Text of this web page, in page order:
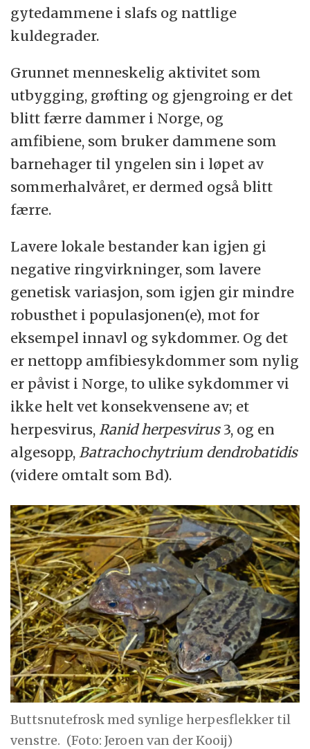
gytedammene i slafs og nattlige
kuldegrader.
Grunnet menneskelig aktivitet som
utbygging, grøfting og gjengroing er det
blitt færre dammer i Norge, og
amfibiene, som bruker dammene som
barnehager til yngelen sin i løpet av
sommerhalvåret, er dermed også blitt
færre.
Lavere lokale bestander kan igjen gi
negative ringvirkninger, som lavere
genetisk variasjon, som igjen gir mindre
robusthet i populasjonen(e), mot for
eksempel innavl og sykdommer. Og det
er nettopp amfibiesykdommer som nylig
er påvist i Norge, to ulike sykdommer vi
ikke helt vet konsekvensene av; et
herpesvirus, Ranid herpesvirus3, og en
algesopp, Batrachochytrium dendrobatidis
(videre omtalt som Bd).
Buttsnutefrosk med synlige herpesflekker til
venstre. (Foto: Jeroen van der Kooij)